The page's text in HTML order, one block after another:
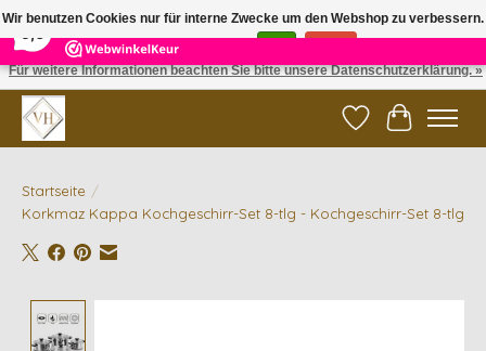
5 Reviews ×
✓ Gratis verzending vanaf €200 | ✓ 14 dagen retourneren
Wunschzettel
Ihr
Startseite /
Korkmaz Kappa Kochgeschirr-Set 8-tlg - Kochgeschirr-Set 8-tlg
Wir benutzen Cookies nur für interne Zwecke um den Webshop zu verbessern.
Ist das in Ordnung?
Für weitere Informationen beachten Sie bitte unsere Datenschutzerklärung. »